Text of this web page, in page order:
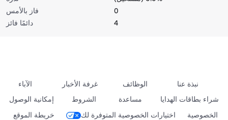
فاز بالأمس
0
دائمًا فائز
4
نبذة عنا الوظائف غرفة الأخبار
الآباء
شراء بطاقات الهدايا
مساعدة الشروط
إمكانية الوصول
الخصوصية
اختيارات الخصوصية المتوفرة لك خريطة الموقع